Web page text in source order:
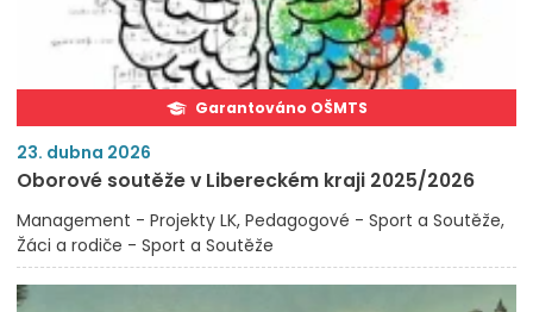
Garantováno OŠMTS
23. dubna 2026
Oborové soutěže v Libereckém kraji 2025/2026
Management - Projekty LK Pedagogové - Sport a Soutěže
Žáci a rodiče - Sport a Soutěže